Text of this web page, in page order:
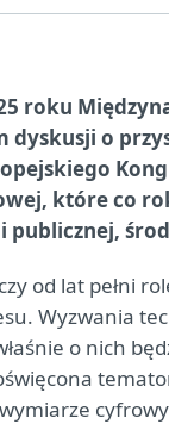
roku
o
które co
od lat pełni
Wyzwania
o nich